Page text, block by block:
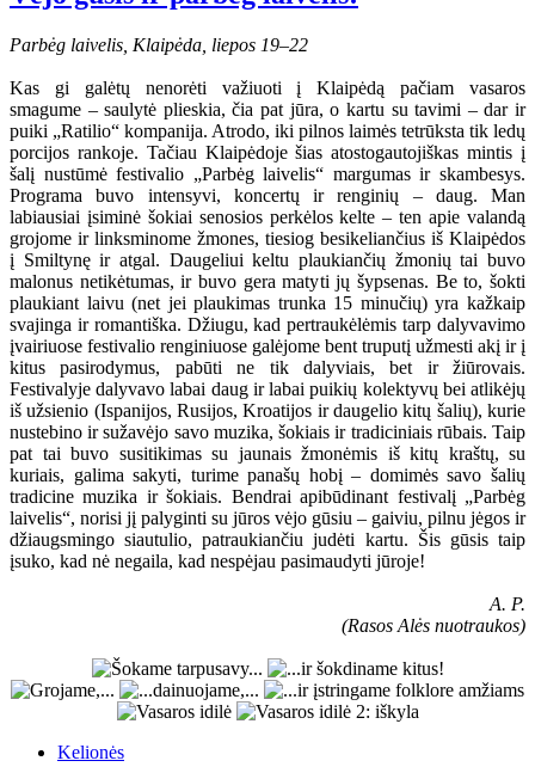
Parbėg laivelis, Klaipėda, liepos 19–22
Kas gi galėtų nenorėti važiuoti į Klaipėdą pačiam vasaros
smagume – saulytė plieskia, čia pat jūra, o kartu su tavimi – dar ir
puiki „Ratilio“ kompanija. Atrodo, iki pilnos laimės tetrūksta tik ledų
porcijos rankoje. Tačiau Klaipėdoje šias atostogautojiškas mintis į
šalį nustūmė festivalio „Parbėg laivelis“ margumas ir skambesys.
Programa buvo intensyvi, koncertų ir renginių – daug. Man
labiausiai įsiminė šokiai senosios perkėlos kelte – ten apie valandą
grojome ir linksminome žmones, tiesiog besikeliančius iš Klaipėdos
į Smiltynę ir atgal. Daugeliui keltu plaukiančių žmonių tai buvo
malonus netikėtumas, ir buvo gera matyti jų šypsenas. Be to, šokti
plaukiant laivu (net jei plaukimas trunka 15 minučių) yra kažkaip
svajinga ir romantiška. Džiugu, kad pertraukėlėmis tarp dalyvavimo
įvairiuose festivalio renginiuose galėjome bent truputį užmesti akį ir į
kitus pasirodymus, pabūti ne tik dalyviais, bet ir žiūrovais.
Festivalyje dalyvavo labai daug ir labai puikių kolektyvų bei atlikėjų
iš užsienio (Ispanijos, Rusijos, Kroatijos ir daugelio kitų šalių), kurie
nustebino ir sužavėjo savo muzika, šokiais ir tradiciniais rūbais. Taip
pat tai buvo susitikimas su jaunais žmonėmis iš kitų kraštų, su
kuriais, galima sakyti, turime panašų hobį – domimės savo šalių
tradicine muzika ir šokiais. Bendrai apibūdinant festivalį „Parbėg
laivelis“, norisi jį palyginti su jūros vėjo gūsiu – gaiviu, pilnu jėgos ir
džiaugsmingo siautulio, patraukiančiu judėti kartu. Šis gūsis taip
įsuko, kad nė negaila, kad nespėjau pasimaudyti jūroje!
A. P.
(Rasos Alės nuotraukos)
Kelionės